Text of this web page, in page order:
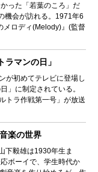
った「若葉のころ」だ
機会が訪れる。1971年6
メロディ(Melody)』(監督
マンの日」
が初めてテレビに登場し
」に制定されている。
トラ作戦第一号」が放送
楽の世界
下毅雄は1930年生ま
ボーイで、学生時代か